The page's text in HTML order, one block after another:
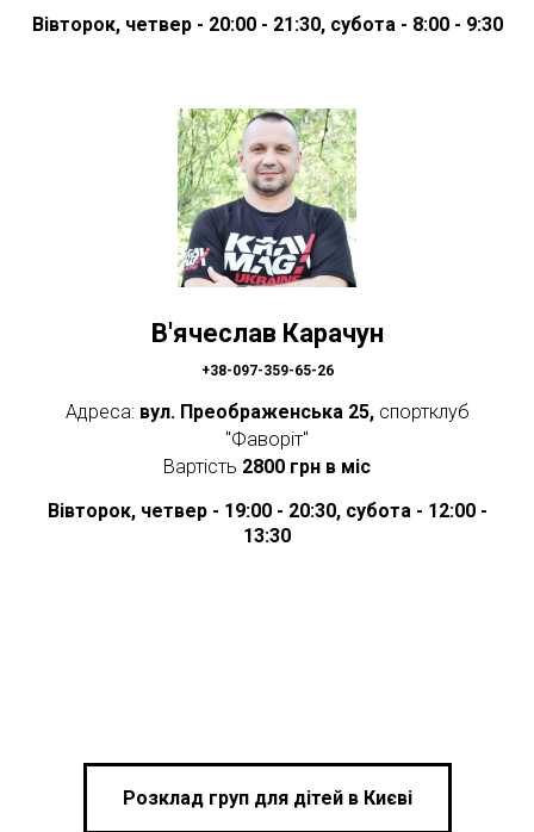
Вівторок, четвер - 20:00 - 21:30, субота - 8:00 - 9:30
В'ячеслав Карачун
+38-097-359-65-26
Адреса:вул. Преображенська 25, спортклуб
"Фаворіт"
Вартість 2800 грн в міс
Вівторок, четвер - 19:00 - 20:30, субота - 12:00 -
13:30
Розклад груп для дітей в Києві